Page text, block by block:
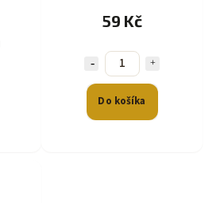
59 Kč
Do košíka